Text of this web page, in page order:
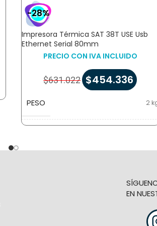
-28%
Impresora Térmica SAT 38T USE Usb
Ethernet Serial 80mm
PRECIO CON IVA INCLUIDO
$631.022 $454.336
PESO 2
EN